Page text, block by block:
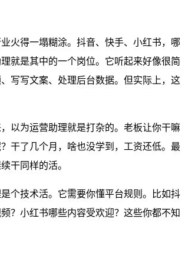
火得一塌糊涂。抖音、快手、小红书，哪
就是其中的一个岗位。它听起来好像很简
写写文案、处理后台数据。但实际上，这
以为运营助理就是打杂的。老板让你干嘛
干了几个月，啥也没学到，工资还低。最
干同样的活。
个技术活。它需要你懂平台规则。比如抖
？小红书哪些内容受欢迎？这些你都不知